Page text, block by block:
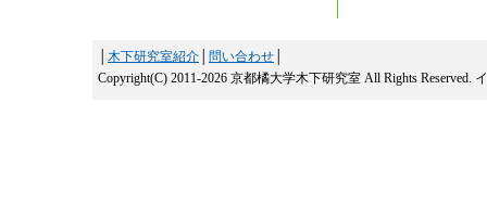
木下研究室紹介 問い合わせ
Copyright(C) 2011-2026 京都橘大学木下研究室 All Rights Reserved.